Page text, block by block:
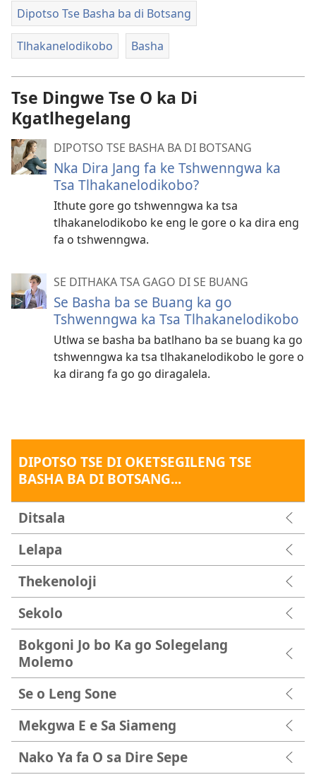
Dipotso Tse Basha ba di Botsang
Tlhakanelodikobo Basha
Tse Dingwe Tse O ka Di
Kgatlhegelang
DIPOTSO TSE BASHA BA DI BOTSANG
Nka Dira Jang fa ke Tshwenngwa ka
Tsa Tlhakanelodikobo?
Ithute gore go tshwenngwa ka tsa
tlhakanelodikobo ke eng le gore o ka dira eng
fa o tshwenngwa.
SE DITHAKA TSA GAGO DI SE BUANG
Se Basha ba se Buang ka go
Tshwenngwa ka Tsa Tlhakanelodikobo
Utlwa se basha ba batlhano ba se buang ka go
tshwenngwa ka tsa tlhakanelodikobo le gore o
ka dirang fa go go diragalela.
DIPOTSO TSE DI OKETSEGILENG TSE
BASHA BA DI BOTSANG...
Ditsala
Lelapa
Thekenoloji
Sekolo
Bokgoni Jo bo Ka go Solegelang
Molemo
Se o Leng Sone
Mekgwa E e Sa Siameng
Nako Ya fa O sa Dire Sepe